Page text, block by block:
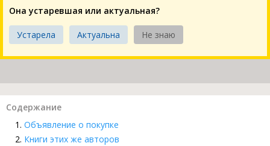
Она устаревшая или актуальная?
Устарела Актуальна Не знаю
Содержание
Объявление о покупке
Книги этих же авторов